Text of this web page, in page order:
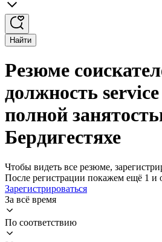
Найти
Резюме
должность
полной
Бердигестяхе
Чтобы видеть все резюме,
После регистрации покажем ещё 1 и
Зарегистрироваться
За всё время
По соответствию